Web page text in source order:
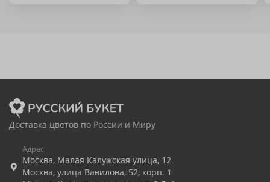
Доставка цветов по России и Миру
Адрес
Москва, Малая Калужская улица, 12
Москва, улица Вавилова, 52, корп. 1